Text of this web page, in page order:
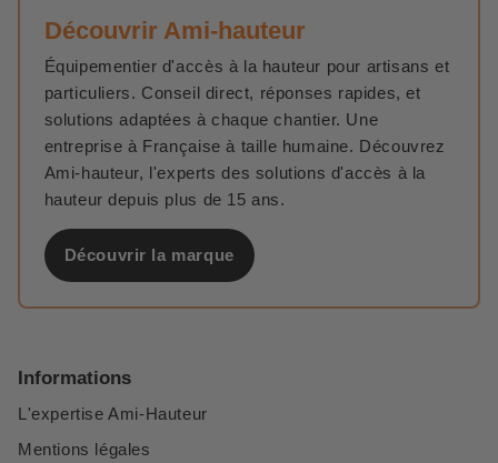
Découvrir Ami-hauteur
Équipementier d'accès à la hauteur pour artisans et
particuliers. Conseil direct, réponses rapides, et
solutions adaptées à chaque chantier. Une
entreprise à Française à taille humaine. Découvrez
Ami-hauteur, l'experts des solutions d'accès à la
hauteur depuis plus de 15 ans.
Découvrir la marque
Informations
L'expertise Ami-Hauteur
Mentions légales